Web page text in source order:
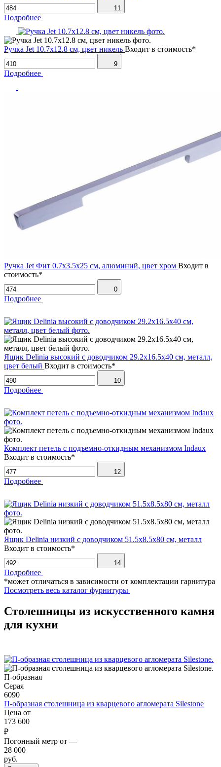
11
Подробнее
Ручка Jet 10.7х12.8 см, цвет никель Входит в стоимость*
9
Подробнее
Ручка Jet Фит 0.7х3.5х25 см, алюминий, цвет хром Входит в
стоимость*
0
Подробнее
Ящик Delinia высокий с доводчиком 29.2х16.5х40 см, металл,
цвет белый Входит в стоимость*
10
Подробнее
Комплект петель с подъемно-откидным механизмом Indaux
Входит в стоимость*
12
Подробнее
Ящик Delinia низкий с доводчиком 51.5х8.5х80 см, металл
Входит в стоимость*
14
Подробнее
*может отличаться в зависимости от комплектации гарнитура
Посмотреть весь каталог фурнитуры
Столешницы из искусственного камня
для кухни
П-образная
Серая
6090
П-образная столешница из кварцевого агломерата Silestone
Цена от
173 600
₽
Погонный метр от —
28 000
руб.